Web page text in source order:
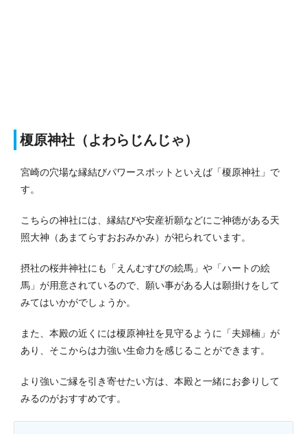
榎原神社 （よわらじんじゃ）
宮崎の穴場な縁結びパワースポットといえば「榎原神社」で
す。
こちらの神社には、縁結びや安産祈願などにご神徳がある天
照大神（あまてらすおおみかみ）が祀られています。
摂社の桜井神社にも「えんむすびの絵馬」や「ハートの絵
馬」が用意されているので、願い事がある人は願掛けをして
みてはいかがでしょうか。
また、本殿の近くには榎原神社を見守るように「夫婦楠」が
あり、そこからは力強い生命力を感じることができます。
より強いご縁を引き寄せたい方は、本殿と一緒にお参りして
みるのがおすすめです。